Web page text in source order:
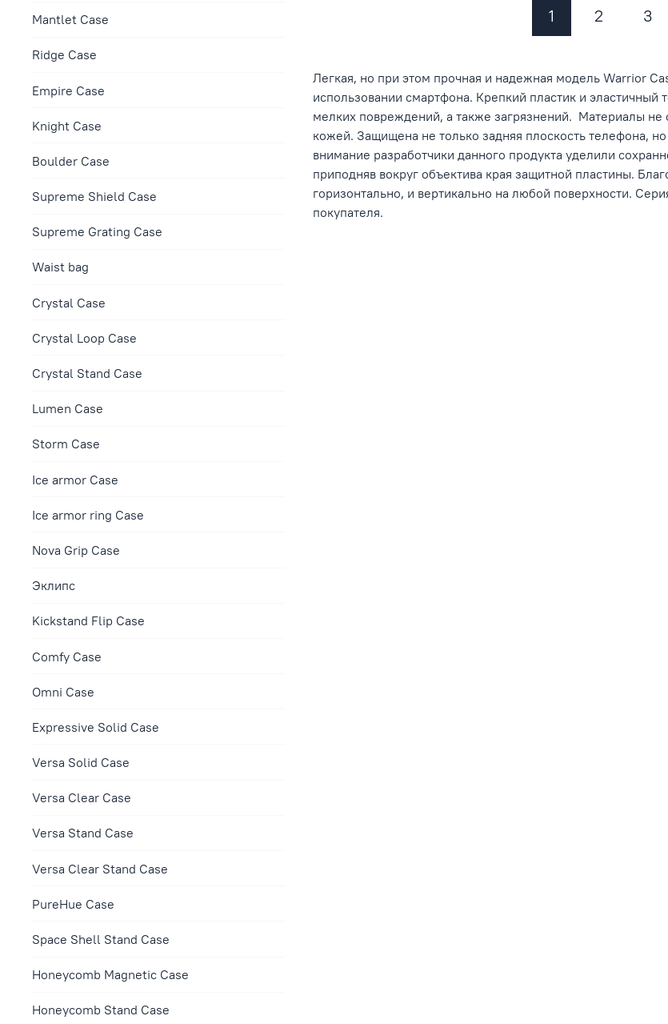
1 2 3
Легкая, но при этом прочная и надежная модель Warrior
использовании смартфона. Крепкий пластик и
мелких повреждений, а также загрязнений. Материалы не
кожей. Защищена не только задняя плоскость телефона,
внимание разработчики данного продукта уделили
приподняв вокруг объектива края защитной пластины.
горизонтально, и вертикально на любой поверхности.
покупателя.
Mantlet Case
Ridge Case
Empire Case
Knight Case
Boulder Case
Supreme Shield Case
Supreme Grating Case
Waist bag
Crystal Case
Crystal Loop Case
Crystal Stand Case
Lumen Case
Storm Case
Ice armor Case
Ice armor ring Case
Nova Grip Case
Эклипс
Kickstand Flip Case
Comfy Case
Omni Case
Expressive Solid Case
Versa Solid Case
Versa Сlear Case
Versa Stand Case
Versa Сlear Stand Case
PureHue Case
Space Shell Stand Case
Honeycomb Magnetic Case
Honeycomb Stand Case